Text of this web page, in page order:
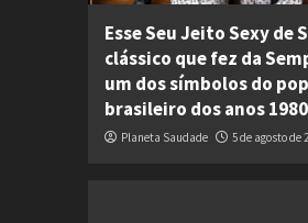
Esse Seu Jeito Sexy de
clássico que fez da
um dos símbolos do
brasileiro dos anos 1980
Planeta Saudade 5 de agosto de